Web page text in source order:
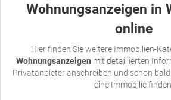
Wohnungsanzeigen in
online
Hier finden Sie weitere Immobilien-
Wohnungsanzeigen mit detaillierten
Privatanbieter anschreiben und schon
eine Immobilie finden.